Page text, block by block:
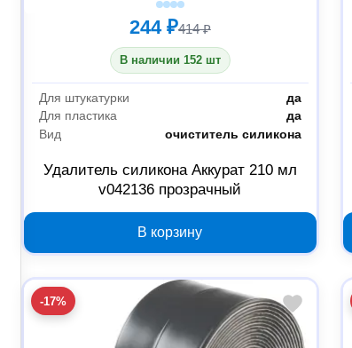
244 ₽414 ₽
В наличии 152 шт
Для штукатурки
да
Для пластика
да
Вид
очиститель силикона
Удалитель силикона Аккурат 210 мл
v042136 прозрачный
В корзину
-17%